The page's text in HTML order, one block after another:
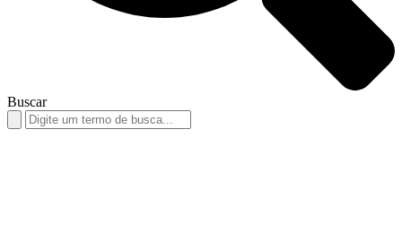
Buscar
Search
for: